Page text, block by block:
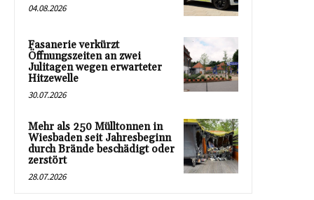
04.08.2026
Fasanerie verkürzt
Öffnungszeiten an zwei
Julitagen wegen erwarteter
Hitzewelle
30.07.2026
Mehr als 250 Mülltonnen in
Wiesbaden seit Jahresbeginn
durch Brände beschädigt oder
zerstört
28.07.2026